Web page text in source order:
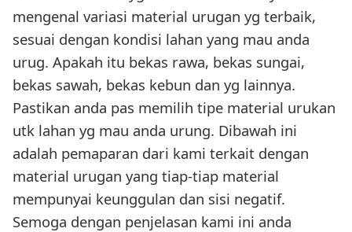
mengenal variasi material urugan yg terbaik,
sesuai dengan kondisi lahan yang mau anda
urug. Apakah itu bekas rawa, bekas sungai,
bekas sawah, bekas kebun dan yg lainnya.
Pastikan anda pas memilih tipe material urukan
utk lahan yg mau anda urung. Dibawah ini
adalah pemaparan dari kami terkait dengan
material urugan yang tiap-tiap material
mempunyai keunggulan dan sisi negatif.
Semoga dengan penjelasan kami ini anda